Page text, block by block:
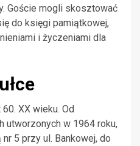
Goście mogli skosztować
do księgi pamiątkowej,
i życzeniami dla
XX wieku. Od
utworzonych w 1964 roku,
5 przy ul. Bankowej, do